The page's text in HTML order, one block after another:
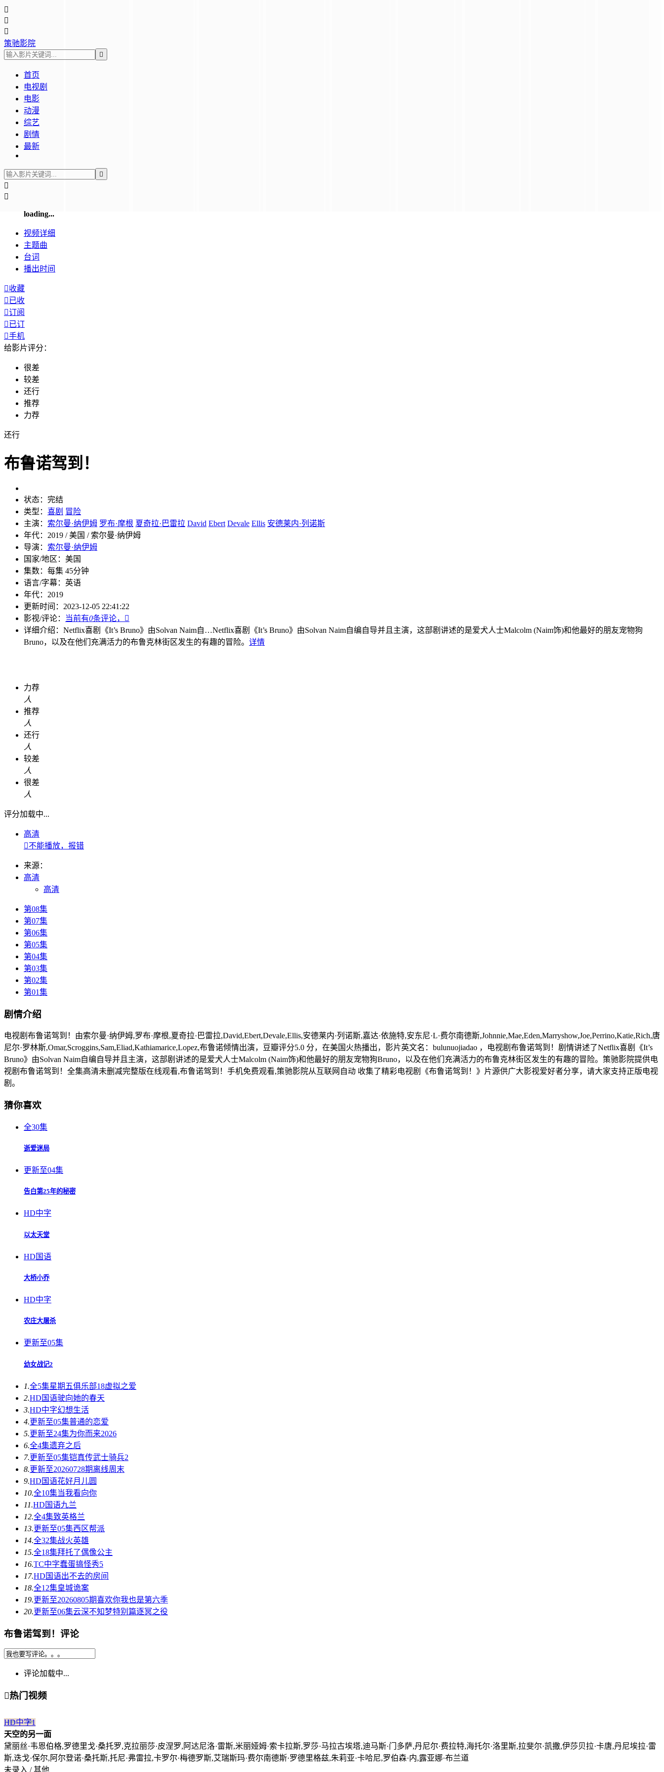



策驰影院

首页
电视剧
电影
动漫
综艺
剧情
最新



loading...
视频详细
主题曲
台词
播出时间
收藏
已收
订阅
已订
手机
给影片评分：
很差
较差
还行
推荐
力荐
还行
布鲁诺驾到！
状态： 完结
类型： 喜剧 冒险
主演： 索尔曼·纳伊姆 罗布·摩根 夏奇拉·巴雷拉 David Ebert Devale Ellis 安德莱内·列诺斯
年代： 2019 / 美国 / 索尔曼·纳伊姆
导演： 索尔曼·纳伊姆
国家/地区： 美国
集数： 每集 45分钟
语言/字幕： 英语
年代： 2019
更新时间： 2023-12-05 22:41:22
影视/评论：
当前有0条评论，

详细介绍： Netflix喜剧《It’s Bruno》由Solvan Naim自…Netflix喜剧《It’s Bruno》由Solvan Naim自编自导并且主演，这部剧讲述的是爱犬人士Malcolm (Naim饰)和他最好的朋友宠物狗
Bruno，以及在他们充满活力的布鲁克林街区发生的有趣的冒险。 详情
力荐
人
推荐
人
还行
人
较差
人
很差
人
评分加载中...
高清
不能播放，报错
来源：
高清
高清
第08集
第07集
第06集
第05集
第04集
第03集
第02集
第01集
剧情介绍
电视剧布鲁诺驾到！由索尔曼·纳伊姆,罗布·摩根,夏奇拉·巴雷拉,David,Ebert,Devale,Ellis,安德莱内·列诺斯,嘉达·依施特,安东尼·L·费尔南德斯,Johnnie,Mae,Eden,Marryshow,Joe,Perrino,Katie,Rich,唐
尼尔·罗林斯,Omar,Scroggins,Sam,Eliad,Kathiamarice,Lopez,布鲁诺倾情出演，豆瓣评分5.0 分，在美国火热播出，影片英文名：bulunuojiadao ，电视剧布鲁诺驾到！剧情讲述了Netflix喜剧《It’s
Bruno》由Solvan Naim自编自导并且主演，这部剧讲述的是爱犬人士Malcolm (Naim饰)和他最好的朋友宠物狗Bruno，以及在他们充满活力的布鲁克林街区发生的有趣的冒险。策驰影院提供电
视剧布鲁诺驾到！全集高清未删减完整版在线观看,布鲁诺驾到！手机免费观看,策驰影院从互联网自动 收集了精彩电视剧《布鲁诺驾到！》片源供广大影视爱好者分享，请大家支持正版电视
剧。
猜你喜欢
全30集
逝爱迷局
更新至04集
告白第25年的秘密
HD中字
以太天堂
HD国语
大桥小乔
HD中字
农庄大屠杀
更新至05集
幼女战记2
1.全5集星期五俱乐部18虚拟之爱
2.HD国语驶向她的春天​
3.HD中字幻想生活
4.更新至05集普通的恋爱
5.更新至24集为你而来2026
6.全4集遗弃之后
7.更新至05集铠真传武士骑兵2
8.更新至20260728期离线周末
9.HD国语花好月儿圆
10.全10集当我看向你
11.HD国语九兰
12.全4集致英格兰
13.更新至05集西区帮派
14.全32集战火英雄
15.全18集拜托了偶像公主
16.TC中字蠢蛋搞怪秀5
17.HD国语出不去的房间
18.全12集皇城诡案
19.更新至20260805期喜欢你我也是第六季
20.更新至06集云深不知梦特别篇逐冥之役
布鲁诺驾到！评论
评论加载中...
热门视频
HD中字1
天空的另一面
黛丽丝·韦恩伯格,罗德里戈·桑托罗,克拉丽莎·皮涅罗,阿达尼洛·雷斯,米丽娅姆·索卡拉斯,罗莎·马拉古埃塔,迪马斯·门多萨,丹尼尔·费拉特,海托尔·洛里斯,拉斐尔·凯撒,伊莎贝拉·卡唐,丹尼埃拉·雷
斯,迭戈·保尔,阿尔登诺·桑托斯,托尼·弗雷拉,卡罗尔·梅德罗斯,艾瑞斯玛·费尔南德斯·罗德里格兹,朱莉亚·卡哈尼,罗伯森·内,露亚娜·布兰道
未录入 / 其他